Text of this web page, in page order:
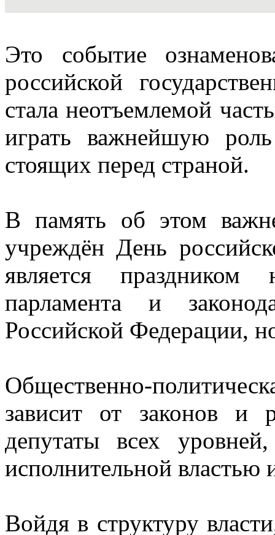
Это событие
российской
стала неотъемлемой
играть важнейшую
стоящих перед страной.
В память об этом
учреждён День
является
парламента и
Российской Федерации,
Общественно-
зависит от законов и
депутаты всех
исполнительной
Войдя в структуру